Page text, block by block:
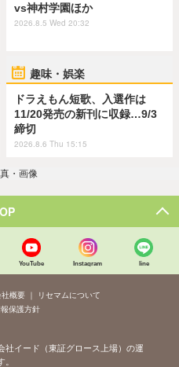
vs神村学園ほか
2026.8.5 Wed 20:32
趣味・娯楽
ドラえもん短歌、入選作は
11/20発売の新刊に収録…9/3
締切
2026.8.6 Thu 15:15
・画像
YouTube Instagram line
社概要
リセマムについて
保護方針
社イード（東証グロース上場）の運